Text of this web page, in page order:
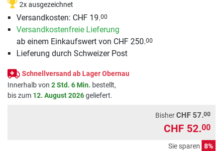
2x ausgezeichnet
Versandkosten: CHF 19.00
Versandkostenfreie Lieferung
ab einem Einkaufswert von CHF 250.00
Lieferung durch Schweizer Post
Schnellversand ab Lager Obernau
Innerhalb von 2 Std. 6 Min. bestellt,
bis zum 12. August 2026geliefert.
BisherCHF 57.00
CHF 52.00
Sie sparen 8%